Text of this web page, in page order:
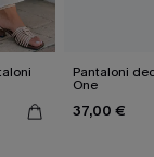
Pantaloni
One
37,00 €